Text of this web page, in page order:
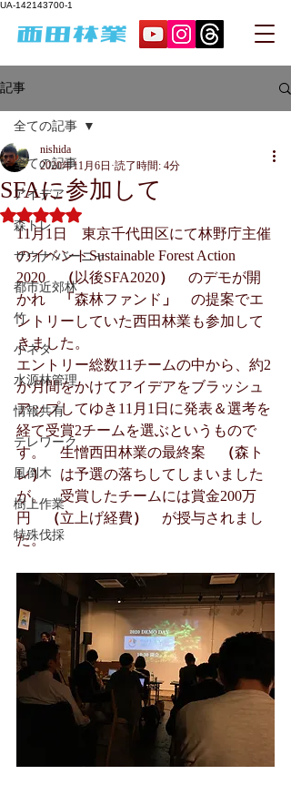
UA-142143700-1
記事
全ての記事
アイデア
森トレ
サウナ/バーニャ
都市近郊林
竹
小ネタ
水源林管理
情報共有
テレワーク
風倒木
樹上作業
特殊伐採
全ての記事
SFAに参加して
nishida
2020年11月6日 読了時間: 4分
5つ星のうちNaNと評価されています。
11月1日　東京千代田区にて林野庁主催
のイベントSustainable Forest Action
2020
（ 以後SFA2020） のデモが開
かれ
「 森林ファンド 」 の提案でエ
ントリーしていた西田林業も参加して
きました。
エントリー総数11チームの中から、約2
か月間をかけてアイデアをブラッシュ
アップしてゆき11月1日に発表＆選考を
経て受賞2チームを選ぶというもので
す。　生憎西田林業の最終案
（森ト
レ） は予選の落ちしてしまいました
が。　受賞したチームには賞金200万
円
（立上げ経費） が授与されまし
た。